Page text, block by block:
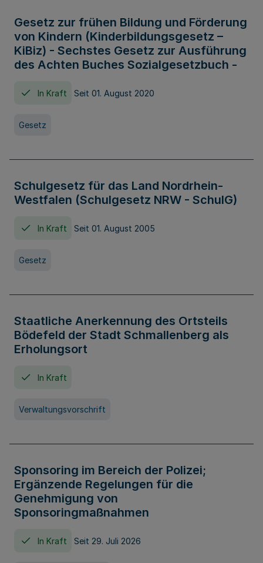
Gesetz zur frühen Bildung und Förderung
von Kindern (Kinderbildungsgesetz –
KiBiz) - Sechstes Gesetz zur Ausführung
des Achten Buches Sozialgesetzbuch -
In Kraft Seit 01. August 2020
Gesetz
Schulgesetz für das Land Nordrhein-
Westfalen (Schulgesetz NRW - SchulG)
In Kraft Seit 01. August 2005
Gesetz
Staatliche Anerkennung des Ortsteils
Bödefeld der Stadt Schmallenberg als
Erholungsort
In Kraft
Verwaltungsvorschrift
Sponsoring im Bereich der Polizei;
Ergänzende Regelungen für die
Genehmigung von
Sponsoringmaßnahmen
In Kraft Seit 29. Juli 2026